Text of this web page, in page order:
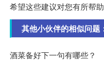
希望这些建议对您有所帮助
其他小伙伴的相似问题
酒菜备好下一句有哪些？